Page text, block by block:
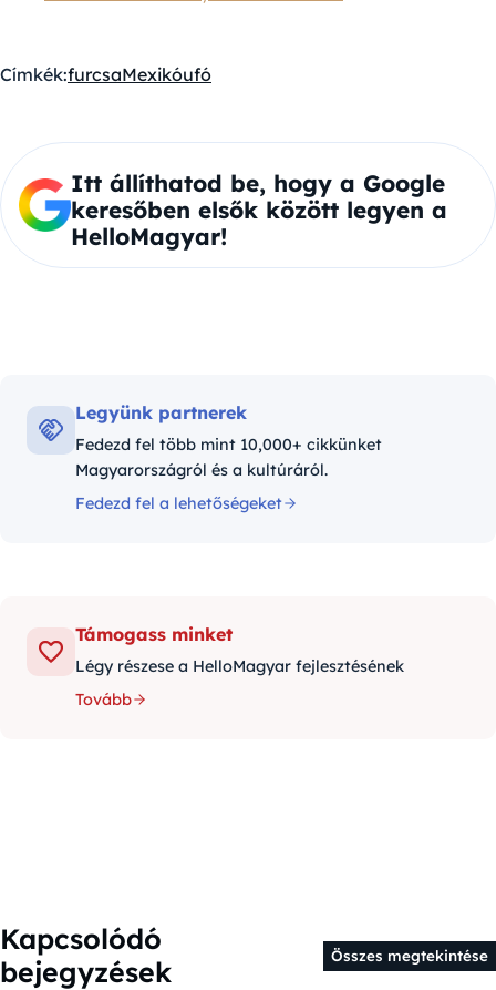
Címkék:furcsaMexikóufó
Itt állíthatod be, hogy a Google
keresőben elsők között legyen a
HelloMagyar!
Legyünk partnerek
Fedezd fel több mint 10,000+ cikkünket
Magyarországról és a kultúráról.
Fedezd fel a lehetőségeket
Támogass minket
Légy részese a HelloMagyar fejlesztésének
Tovább
Kapcsolódó
bejegyzések
Összes megtekintése